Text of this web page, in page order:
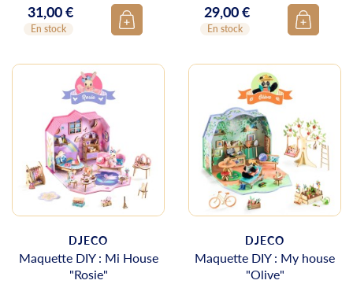
Prix
31,00 €
En stock
Prix
29,00 €
En stock
DJECO
Maquette DIY : Mi House
"Rosie"
DJECO
Maquette DIY : My house
"Olive"